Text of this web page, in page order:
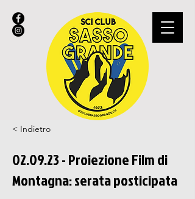
< Indietro
02.09.23 - Proiezione Film di
Montagna: serata posticipata